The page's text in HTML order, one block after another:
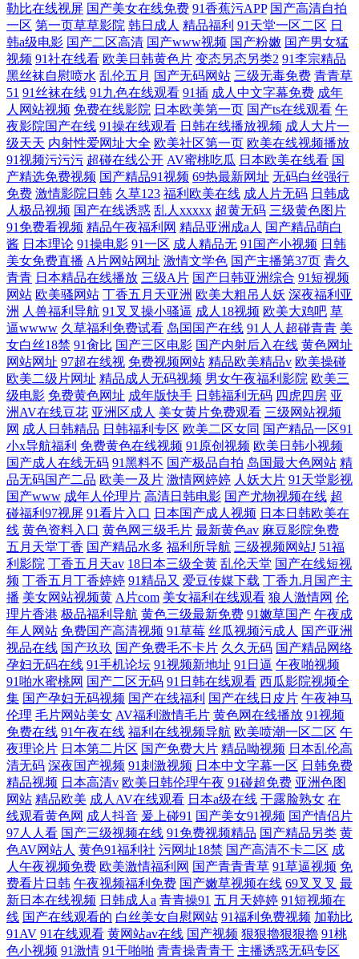
勒比在线视屏 国产美女在线免费 91香蕉污APP 国产高清自拍
一区 第一页草草影院 韩日成人 精品福利 91天堂一区二区 日
韩a级电影 国产二区高清 国产www视频 国产粉嫩 国产男女猛
视频 91社在线看 欧美日韩黄色片 变态另态另类2 91李宗精品
黑丝袜自慰喷水 乱伦五月 国产无码网站 三级无毒免费 青青草
51 91丝袜在线 91九色在线观看 91插 成人中文字幕免费 成年
人网站视频 免费在线影院 日本欧美第一页 国产ts在线观看 午
夜影院国产在线 91操在线观看 日韩在线播放视频 成人大片一
级天天 内射性爱网址大全 欧美社区第一页 欧美在线视频播放
91视频污污污 超碰在线公开 AV蜜桃吃瓜 日本欧美在线看 国
产精选免费视频 国产精品91视频 69热最新网址 无码白丝强行
免费 激情影院日韩 久草123 福利欧美在线 成人片无码 日韩成
人极品视频 国产在线诱惑 乱人xxxxx 超黄无码 三级黄色图片
91免费看视频 精品午夜福利网 精品亚洲成a人 国产精品萌白
酱 日本理论 91操电影 91一区 成人精品无 91国产小视频 日韩
美女免费直播 A片网站网址 激情文学色 国产主播第37页 青久
青青 日本精品在线播放 三级A片 国产日韩亚洲综合 91短视频
网站 欧美骚网站 丁香五月天亚洲 欧美大粗吊人妖 深夜福利亚
洲 人兽福利导航 91叉叉操小骚逼 成人18视频 欧美大鸡吧 草
逼wwww 久草福利免费试看 岛国国产在线 91人人超碰青青 美
女白丝18禁 91肏比 国产三区电影 国产内射后入在线 黄色网址
网站网址 97超在线视 免费视频网站 精品欧美精品v 欧美操碰
欧美二级片网址 精品成人无码视频 男女午夜福利影院 欧美三
级电影 免费黄色网址 成年版快手 日韩福利无码 四虎四房 亚
洲AV在线豆花 亚洲区成人 美女黄片免费观看 三级网站视频
网 成人日韩精品 日韩福利专区 欧美二区女同 国产精品一区91
小x导航福利 免费黄色在线视频 91原创视频 欧美日韩小视频
国产成人在线无码 91黑料不 国产极品自拍 岛国最大色网站 精
品无码国产二品 欧美一及片 激情网婷婷 人妖大片 91天堂影视
国产www 成年人伦理片 高清日韩电影 国产尤物视频在线 超
碰福利97视屏 91看片入口 日本国产成人视频 日本日韩欧美在
线 黄色资料入口 黄色网三级毛片 最新黄色av 麻豆影院免费
五月天堂丁香 国产精品水多 福利所导航 三级视频网站J 51福
利影院 丁香五月天av 18日本三级全黄 乱伦天堂 国产在线短视
频 丁香五月丁香婷婷 91精品又 爱豆传媒下载 丁香九月国产主
播 美女网站视频黄 A片com 美女福利在线观看 狼人激情网 伦
理片香港 极品福利导航 黄色三级最新免费 91嫩草国产 午夜成
年人网站 免费国产高清视频 91草莓 丝瓜视频污成人 国产亚洲
视品在线 国产玖玖 国产免费毛不卡片 久久无码 国产精品网络
孕妇无码在线 91手机论坛 91视频新地址 91日逼 午夜啪视频
91啪水蜜桃网 国产二区无码 91日韩在线观看 西瓜影院视频全
集 国产孕妇无码视频 国产在线福利 国产在线日皮片 午夜神马
伦理 毛片网站美女 AV福利激情毛片 黄色网在线播放 91视频
免费在线 91午夜在线 福利在线视频导航 欧美喷潮一区二区 午
夜理论片 日本第二片区 国产免费大片 精品呦视频 日本乱伦高
清无码 深夜国产视频 91刺激视频 日本中文字幕一区 日韩免费
精品视频 日本高清v 欧美日韩伦理午夜 91碰超免费 亚洲色图
网站 精品欧美 成人AV在线观看 日本a级在线 干露脸熟女 在
线观看黄色网 成人抖音 爰上碰91 国产美女91视频 国产情侣片
97人人看 国产三级视频在线 91免费视频精品 国产精品另类 黄
色AV网站人 黄色91福利社 污网址18禁 国产高清不卡二区 成
人午夜视频免费 欧美激情福利网 国产青青青草 91草逼视频 免
费看片日韩 午夜视频福利免费 国产嫩草视频在线 69叉叉叉 最
新日本在线视频 日韩成人a 青青操91 五月天婷婷 91短视频在
线 国产在线观看的 白丝美女自慰网站 91福利免费视频 加勒比
91AV 91在线观看 黄网站av在线 国产视频 狠狠擼狠狠擼 91桃
色小视频 91激情 91干啪啪 青青操青青干 主播诱惑无码专区